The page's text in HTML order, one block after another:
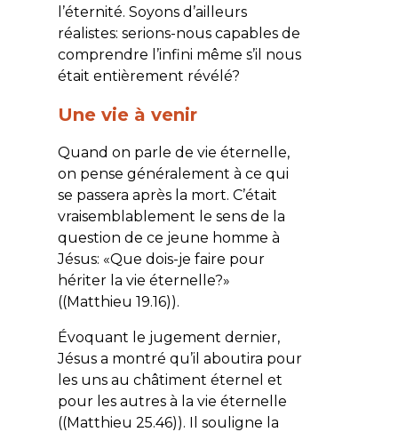
l’éternité. Soyons d’ailleurs
réalistes: serions-nous capables de
comprendre l’infini même s’il nous
était entièrement révélé?
Une vie à venir
Quand on parle de vie éternelle,
on pense généralement à ce qui
se passera après la mort. C’était
vraisemblablement le sens de la
question de ce jeune homme à
Jésus: «Que dois-je faire pour
hériter la vie éternelle?»
((Matthieu 19.16)).
Évoquant le jugement dernier,
Jésus a montré qu’il aboutira pour
les uns au châtiment éternel et
pour les autres à la vie éternelle
((Matthieu 25.46)). Il souligne la